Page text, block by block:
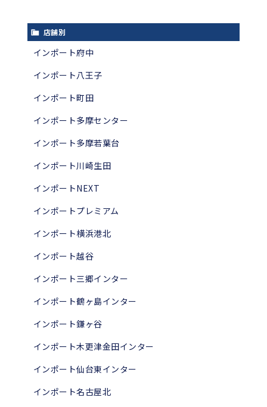
店舗別
インポート府中
インポート八王子
インポート町田
インポート多摩センター
インポート多摩若葉台
インポート川崎生田
インポートNEXT
インポートプレミアム
インポート横浜港北
インポート越谷
インポート三郷インター
インポート鶴ヶ島インター
インポート鎌ヶ谷
インポート木更津金田インター
インポート仙台東インター
インポート名古屋北